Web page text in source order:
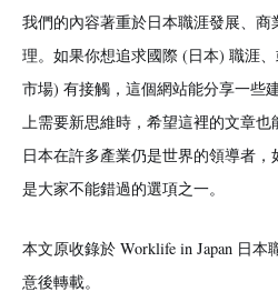
我們的內容著重於日本職涯發展、
理。如果你想追求國際 (日本) 職涯
市場) 有接觸，這個網站能分享一些
上需要新思維時，希望這裡的文章也
日本在許多產業仍是世界的領導者
是大家不能錯過的選項之一。
本文原收錄於 Worklife in Japan 日
意後轉載。